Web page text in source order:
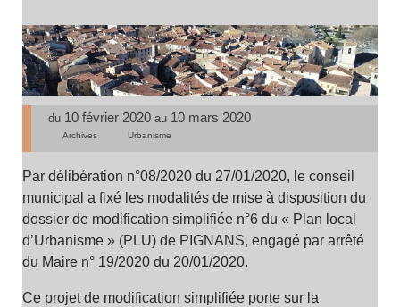
du 10 février 2020 au 10 mars 2020
Archives Urbanisme
Par délibération n°08/2020 du 27/01/2020, le conseil
municipal a fixé les modalités de mise à disposition du
dossier de modification simplifiée n°6 du « Plan local
d’Urbanisme » (PLU) de PIGNANS, engagé par arrêté
du Maire n° 19/2020 du 20/01/2020.
Ce projet de modification simplifiée porte sur la